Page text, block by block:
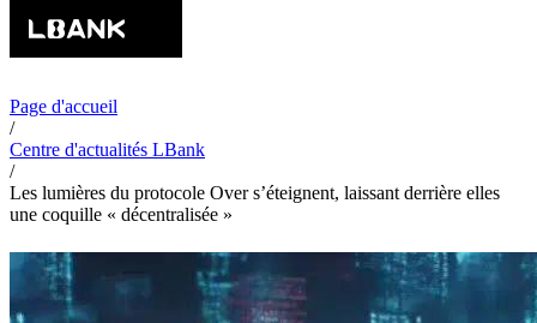
Page d'accueil
/
Centre d'actualités LBank
/
Les lumières du protocole Over s’éteignent, laissant derrière elles
une coquille « décentralisée »